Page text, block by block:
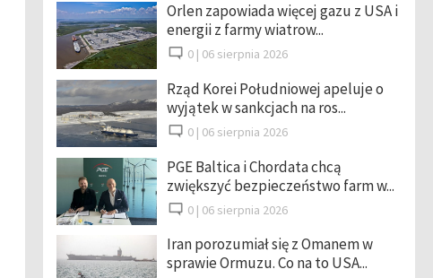
Orlen zapowiada więcej gazu z USA i
energii z farmy wiatrow...
0 | 06 sierpnia 2026
Rząd Korei Południowej apeluje o
wyjątek w sankcjach na ros...
0 | 06 sierpnia 2026
PGE Baltica i Chordata chcą
zwiększyć bezpieczeństwo farm w...
0 | 06 sierpnia 2026
Iran porozumiał się z Omanem w
sprawie Ormuzu. Co na to USA...